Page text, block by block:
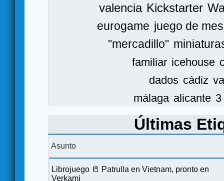
valencia Kickstarter
eurogame juego de
"mercadillo"
familiar icehouse
dados cádiz
málaga alicante
Últimas
Asunto
Librojuego 📒 Patrulla en Vietnam, pronto en
Verkami